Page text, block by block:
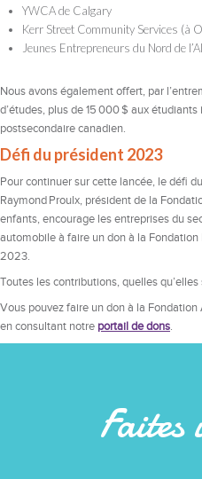
YWCA de Calgary
Kerr Street Community Services (à
Jeunes Entrepreneurs du Nord de
Nous avons également offert, par
d’études, plus de 15 000 $ aux
postsecondaire canadien.
Défi du président 2023
Pour continuer sur cette lancée, le défi
Raymond Proulx, président de la
enfants, encourage les entreprises du
automobile à faire un don à la
2023.
Toutes les contributions, quelles
Vous pouvez faire un don à la
en consultant notre portail de dons.
Faites